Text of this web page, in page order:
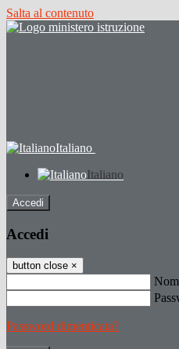
Salta al contenuto
Italiano
Italiano
Accedi
Accedi
button close ×
Password dimenticata?